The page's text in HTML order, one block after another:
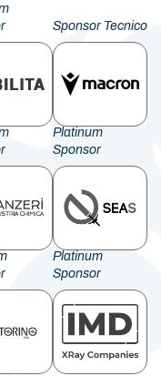
Sponsor Tecnico
Platinum
Sponsor
Platinum
Sponsor